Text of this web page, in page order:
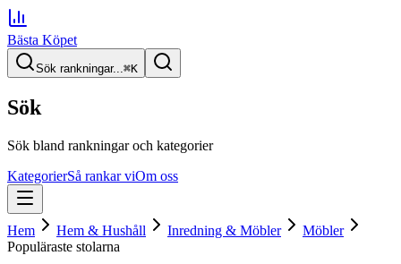
Bästa Köpet
Sök rankningar...⌘K
Sök
Sök bland rankningar och kategorier
KategorierSå rankar viOm oss
Hem Hem & Hushåll Inredning & Möbler
Möbler
Populäraste stolarna